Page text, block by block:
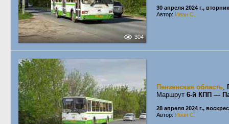
304
30 апреля 2024 г., вторник
Автор: Иван С.
Пензенская область,
Маршрут 6-й КПП —
28 апреля 2024 г.,
Автор: Иван С.